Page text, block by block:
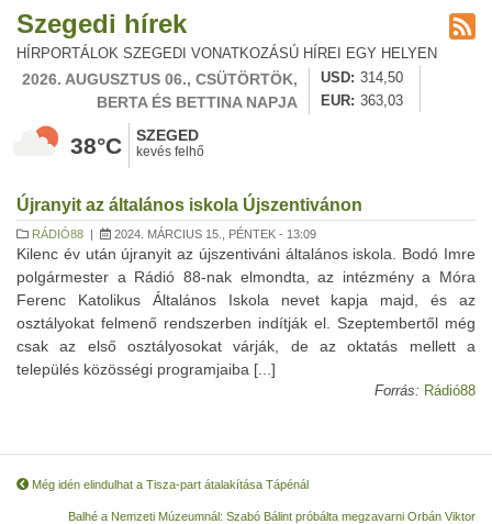
Szegedi hírek
HÍRPORTÁLOK SZEGEDI VONATKOZÁSÚ HÍREI EGY HELYEN
2026. AUGUSZTUS 06., CSÜTÖRTÖK,
BERTA ÉS BETTINA NAPJA
USD
314,50
EUR
363,03
38°C SZEGED
kevés felhő
Újranyit az általános iskola Újszentivánon
RÁDIÓ88 | 2024. MÁRCIUS 15., PÉNTEK - 13:09
Kilenc év után újranyit az újszentiváni általános iskola. Bodó Imre
polgármester a Rádió 88-nak elmondta, az intézmény a Móra
Ferenc Katolikus Általános Iskola nevet kapja majd, és az
osztályokat felmenő rendszerben indítják el. Szeptembertől még
csak az első osztályosokat várják, de az oktatás mellett a
település közösségi programjaiba [...]
Forrás: Rádió88
Még idén elindulhat a Tisza-part átalakítása Tápénál
Balhé a Nemzeti Múzeumnál: Szabó Bálint próbálta megzavarni Orbán Viktor